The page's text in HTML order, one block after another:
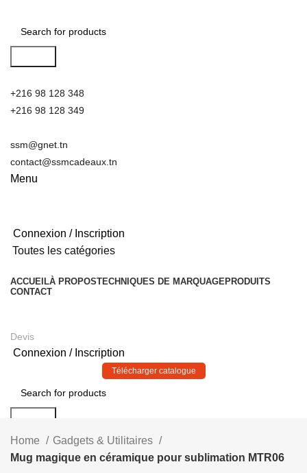
+216 98 128 348
+216 98 128 349
ssm@gnet.tn
contact@ssmcadeaux.tn
Menu
Connexion / Inscription
Toutes les catégories
ACCUEILÀ PROPOSTECHNIQUES DE MARQUAGEPRODUITS
CONTACT
Devis
Connexion / Inscription
Télécharger catalogue
Télécharger Catalogue
Home
Gadgets & Utilitaires
Mug magique en céramique pour sublimation MTR06